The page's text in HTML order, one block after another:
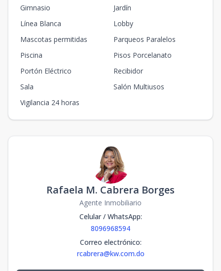
Gimnasio
Jardín
Línea Blanca
Lobby
Mascotas permitidas
Parqueos Paralelos
Piscina
Pisos Porcelanato
Portón Eléctrico
Recibidor
Sala
Salón Multiusos
Vigilancia 24 horas
Rafaela M. Cabrera Borges
Agente Inmobiliario
Celular / WhatsApp:
8096968594
Correo electrónico:
rcabrera@kw.com.do